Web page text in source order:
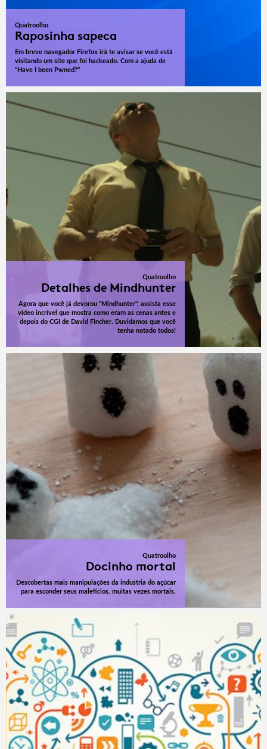
Quatroolho
Raposinha sapeca
Em breve navegador Firefox irá te avisar se você está
visitando um site que foi hackeado. Com a ajuda de
"Have I been Pwned?"
Quatroolho
Detalhes de Mindhunter
Agora que você já devorou "Mindhunter", assista esse
vídeo incrível que mostra como eram as cenas antes e
depois do CGI de David Fincher. Duvidamos que você
tenha notado todos!
Quatroolho
Docinho mortal
Descobertas mais manipulações da industria do açúcar
para esconder seus malefícios, muitas vezes mortais.